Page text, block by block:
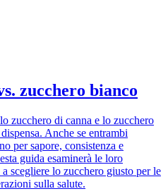
zucchero bianco
zucchero di canna e lo zucchero
Anche se entrambi
per sapore, consistenza e
guida esaminerà le loro
scegliere lo zucchero giusto per le
sulla salute.